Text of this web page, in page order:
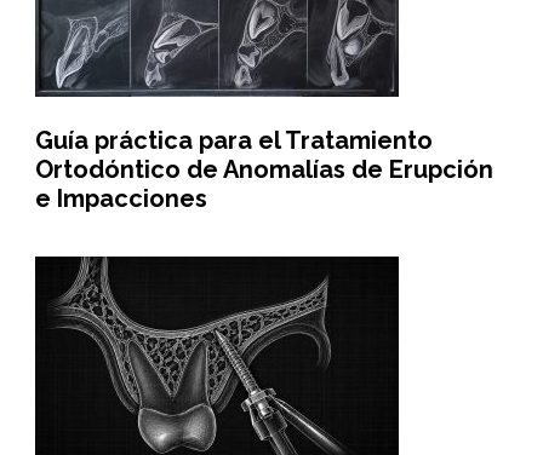
Guía práctica para el Tratamiento
Ortodóntico de Anomalías de Erupción
e Impacciones